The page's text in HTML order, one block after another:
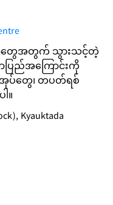
သူတွေအတွက် သွားသင့်တဲ့
ာပြည်အကြောင်းကို
အုပ်တွေ၊ တပတ်ရစ်
။
Kyauktada